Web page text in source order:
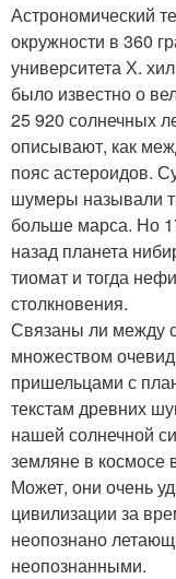
Астрономический
окружности в 360
университета Х.
было известно о
25 920 солнечных
описывают, как
пояс астероидов.
шумеры называли
больше марса. Но
назад планета
тиомат и тогда
столкновения.
Связаны ли между
множеством
пришельцами с
текстам древних
нашей солнечной
земляне в космосе
Может, они очень
цивилизации за
неопознано
неопознанными.